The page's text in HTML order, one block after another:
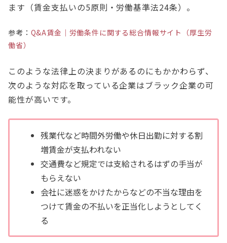
ます（賃金支払いの5原則・労働基準法24条）。
参考： Q&A賃金｜労働条件に関する総合情報サイト（厚生労
働省）
このような法律上の決まりがあるのにもかかわらず、
次のような対応を取っている企業はブラック企業の可
能性が高いです。
残業代など時間外労働や休日出勤に対する割
増賃金が支払われない
交通費など規定では支給されるはずの手当が
もらえない
会社に迷惑をかけたからなどの不当な理由を
つけて賃金の不払いを正当化しようとしてく
る